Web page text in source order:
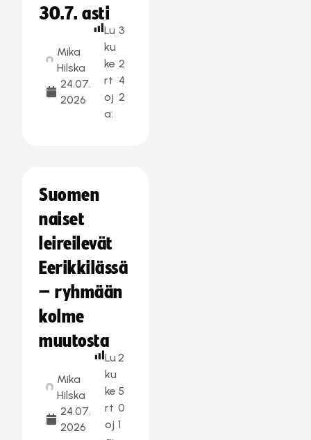
30.7. asti
Mika
Hilska
24.07.
2026
Lu
ku
ke
rt
oj
a:
3
2
4
2
Suomen
naiset
leireilevät
Eerikkilässä
– ryhmään
kolme
muutosta
Mika
Hilska
24.07.
2026
Lu
ku
ke
rt
oj
2
5
0
1